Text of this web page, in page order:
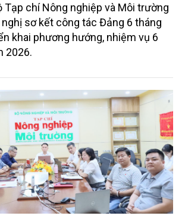
Tạp chí Nông nghiệp và Môi trường
sơ kết công tác Đảng 6 tháng
khai phương hướng, nhiệm vụ 6
2026.